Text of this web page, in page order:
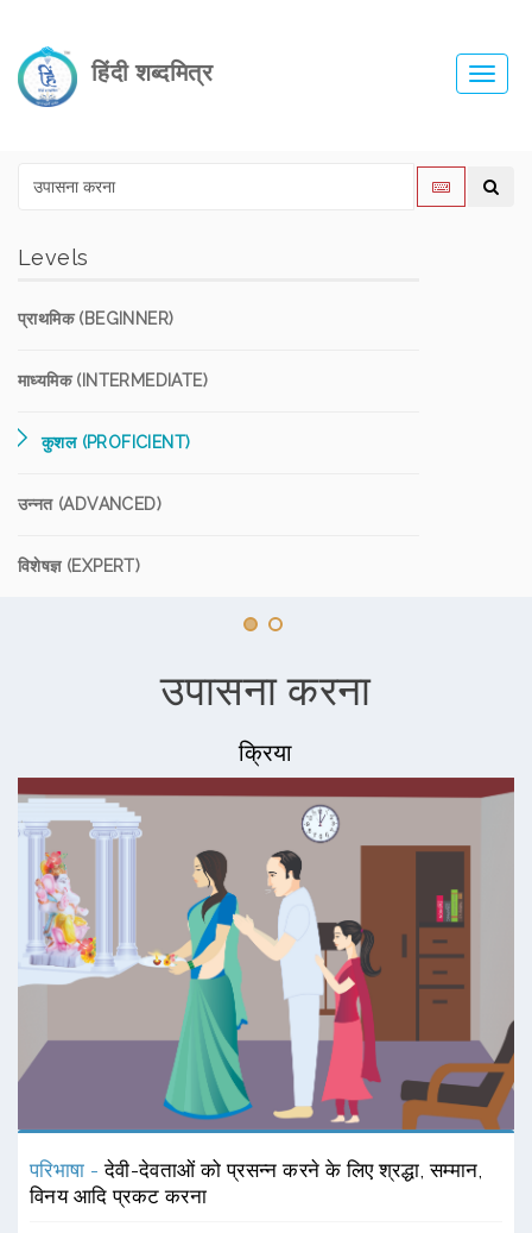
हिंदी शब्दमित्र
Levels
प्राथमिक (BEGINNER)
माध्यमिक (INTERMEDIATE)
कुशल (PROFICIENT)
उन्नत (ADVANCED)
विशेषज्ञ (EXPERT)
उपासना करना
क्रिया
परिभाषा -देवी-देवताओं को प्रसन्न करने के लिए श्रद्धा, सम्मान,
विनय आदि प्रकट करना